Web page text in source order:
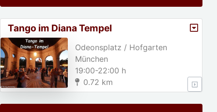
Tango im Diana Tempel
Odeonsplatz / Hofgarten
München
19:00-22:00 h
0.72 km